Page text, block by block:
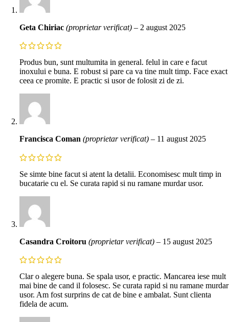
Geta Chiriac (proprietar verificat) – 2 august 2025
Produs bun, sunt multumita in general. felul in care e facut
inoxului e buna. E robust si pare ca va tine mult timp. Face exact
ceea ce promite. E practic si usor de folosit zi de zi.
Francisca Coman (proprietar verificat) – 11 august 2025
Se simte bine facut si atent la detalii. Economisesc mult timp in
bucatarie cu el. Se curata rapid si nu ramane murdar usor.
Casandra Croitoru (proprietar verificat) – 15 august 2025
Clar o alegere buna. Se spala usor, e practic. Mancarea iese mult
mai bine de cand il folosesc. Se curata rapid si nu ramane murdar
usor. Am fost surprins de cat de bine e ambalat. Sunt clienta
fidela de acum.